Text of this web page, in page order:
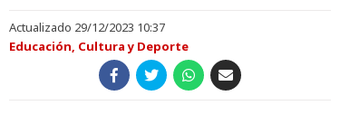
Actualizado 29/12/2023 10:37
Educación, Cultura y Deporte